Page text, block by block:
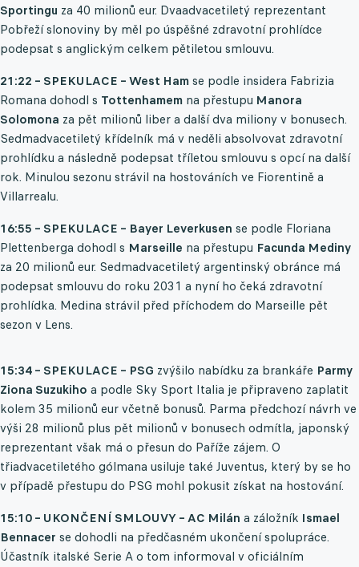
Sportingu za 40 milionů eur. Dvaadvacetiletý reprezentant
Pobřeží slonoviny by měl po úspěšné zdravotní prohlídce
podepsat s anglickým celkem pětiletou smlouvu.
21:22 – SPEKULACE – West Ham se podle insidera Fabrizia
Romana dohodl s Tottenhamem na přestupu Manora
Solomona za pět milionů liber a další dva miliony v bonusech.
Sedmadvacetiletý křídelník má v neděli absolvovat zdravotní
prohlídku a následně podepsat tříletou smlouvu s opcí na další
rok. Minulou sezonu strávil na hostováních ve Fiorentině a
Villarrealu.
16:55 – SPEKULACE – Bayer Leverkusen se podle Floriana
Plettenberga dohodl s Marseille na přestupu Facunda Mediny
za 20 milionů eur. Sedmadvacetiletý argentinský obránce má
podepsat smlouvu do roku 2031 a nyní ho čeká zdravotní
prohlídka. Medina strávil před příchodem do Marseille pět
sezon v Lens.
15:34 – SPEKULACE – PSG zvýšilo nabídku za brankáře Parmy
Ziona Suzukiho a podle Sky Sport Italia je připraveno zaplatit
kolem 35 milionů eur včetně bonusů. Parma předchozí návrh ve
výši 28 milionů plus pět milionů v bonusech odmítla, japonský
reprezentant však má o přesun do Paříže zájem. O
třiadvacetiletého gólmana usiluje také Juventus, který by se ho
v případě přestupu do PSG mohl pokusit získat na hostování.
15:10 – UKONČENÍ SMLOUVY – AC Milán a záložník Ismael
Bennacer se dohodli na předčasném ukončení spolupráce.
Účastník italské Serie A o tom informoval v oficiálním